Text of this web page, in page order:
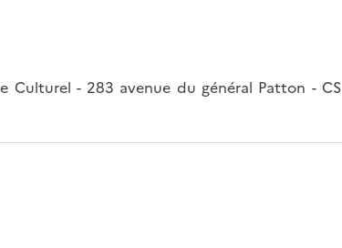
Culturel - 283 avenue du général Patton - CS